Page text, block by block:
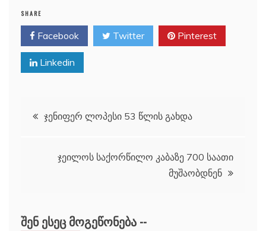
SHARE
Facebook Twitter Pinterest
Linkedin
პოსტის
ჯენიფერ ლოპესი 53 წლის გახდა
ჯეილოს საქორწილო კაბაზე 700 საათი
მუშაობდნენ
ᲨᲔᲜ ᲔᲡᲔᲪ ᲛᲝᲒᲔᲬᲝᲜᲔᲑᲐ --